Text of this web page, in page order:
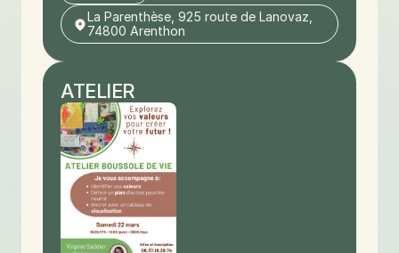
La Parenthèse, 925 route de Lanovaz,
74800 Arenthon
ATELIER